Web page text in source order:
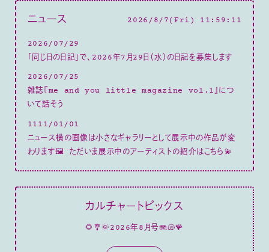
ニュース 2026/8/7(Fri) 11:59:12
2026/07/29
「同じ日の日記」で、2026年7月29日（水）の日記を募集します
2026/07/25
雑誌『me and you little magazine vol.1』につ
いて話そう
1111/01/01
ニュース横の画像は小さなギャラリーとして展示中の作品が変
わります🖼 ただいま展示中のアーティストの紹介はこちら💫
カルチャートピックス
🌻🎐🌞2026年8月号🪼🐚🪸